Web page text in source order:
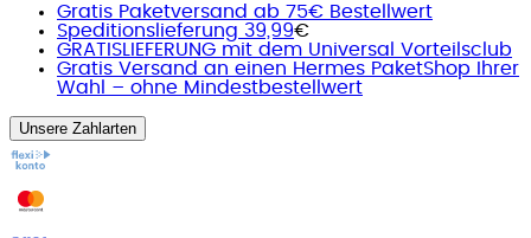
Gratis Paketversand ab 75€ Bestellwert
Speditionslieferung 39,99€
GRATISLIEFERUNG mit dem Universal Vorteilsclub
Gratis Versand an einen Hermes PaketShop Ihrer
Wahl – ohne Mindestbestellwert
Unsere Zahlarten